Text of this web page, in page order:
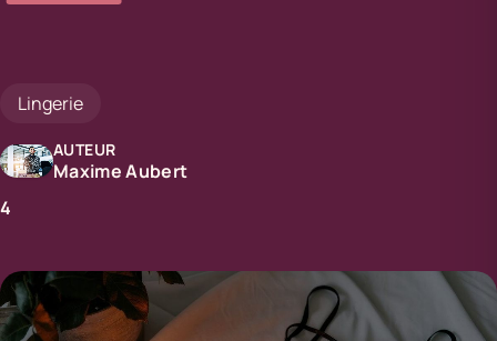
Lingerie
AUTEUR
Maxime Aubert
4